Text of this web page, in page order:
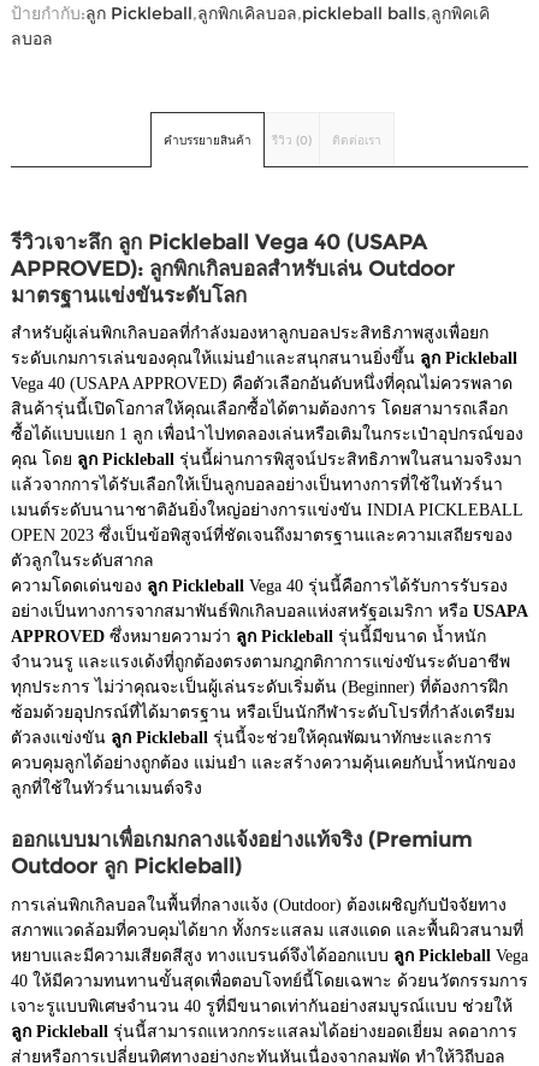
ป้ายกำกับ:ลูก Pickleball,ลูกพิกเคิลบอล,pickleball balls,ลูกพิคเคิ
ลบอล
คำบรรยายสินค้า รีวิว (0) ติดต่อเรา
รีวิวเจาะลึก ลูก Pickleball Vega 40 (USAPA
APPROVED): ลูกพิกเกิลบอลสำหรับเล่น Outdoor
มาตรฐานแข่งขันระดับโลก
สำหรับผู้เล่นพิกเกิลบอลที่กำลังมองหาลูกบอลประสิทธิภาพสูงเพื่อยก
ระดับเกมการเล่นของคุณให้แม่นยำและสนุกสนานยิ่งขึ้น ลูก Pickleball
Vega 40 (USAPA APPROVED) คือตัวเลือกอันดับหนึ่งที่คุณไม่ควรพลาด
สินค้ารุ่นนี้เปิดโอกาสให้คุณเลือกซื้อได้ตามต้องการ โดยสามารถเลือก
ซื้อได้แบบแยก 1 ลูก เพื่อนำไปทดลองเล่นหรือเติมในกระเป๋าอุปกรณ์ของ
คุณ โดย ลูก Pickleball รุ่นนี้ผ่านการพิสูจน์ประสิทธิภาพในสนามจริงมา
แล้วจากการได้รับเลือกให้เป็นลูกบอลอย่างเป็นทางการที่ใช้ในทัวร์นา
เมนต์ระดับนานาชาติอันยิ่งใหญ่อย่างการแข่งขัน INDIA PICKLEBALL
OPEN 2023 ซึ่งเป็นข้อพิสูจน์ที่ชัดเจนถึงมาตรฐานและความเสถียรของ
ตัวลูกในระดับสากล
ความโดดเด่นของ ลูก Pickleball Vega 40 รุ่นนี้คือการได้รับการรับรอง
อย่างเป็นทางการจากสมาพันธ์พิกเกิลบอลแห่งสหรัฐอเมริกา หรือ USAPA
APPROVED ซึ่งหมายความว่า ลูก Pickleball รุ่นนี้มีขนาด น้ำหนัก
จำนวนรู และแรงเด้งที่ถูกต้องตรงตามกฎกติกาการแข่งขันระดับอาชีพ
ทุกประการ ไม่ว่าคุณจะเป็นผู้เล่นระดับเริ่มต้น (Beginner) ที่ต้องการฝึก
ซ้อมด้วยอุปกรณ์ที่ได้มาตรฐาน หรือเป็นนักกีฬาระดับโปรที่กำลังเตรียม
ตัวลงแข่งขัน ลูก Pickleball รุ่นนี้จะช่วยให้คุณพัฒนาทักษะและการ
ควบคุมลูกได้อย่างถูกต้อง แม่นยำ และสร้างความคุ้นเคยกับน้ำหนักของ
ลูกที่ใช้ในทัวร์นาเมนต์จริง
ออกแบบมาเพื่อเกมกลางแจ้งอย่างแท้จริง (Premium
Outdoor ลูก Pickleball)
การเล่นพิกเกิลบอลในพื้นที่กลางแจ้ง (Outdoor) ต้องเผชิญกับปัจจัยทาง
สภาพแวดล้อมที่ควบคุมได้ยาก ทั้งกระแสลม แสงแดด และพื้นผิวสนามที่
หยาบและมีความเสียดสีสูง ทางแบรนด์จึงได้ออกแบบ ลูก Pickleball Vega
40 ให้มีความทนทานขั้นสุดเพื่อตอบโจทย์นี้โดยเฉพาะ ด้วยนวัตกรรมการ
เจาะรูแบบพิเศษจำนวน 40 รูที่มีขนาดเท่ากันอย่างสมบูรณ์แบบ ช่วยให้
ลูก Pickleball รุ่นนี้สามารถแหวกกระแสลมได้อย่างยอดเยี่ยม ลดอาการ
ส่ายหรือการเปลี่ยนทิศทางอย่างกะทันหันเนื่องจากลมพัด ทำให้วิถีบอล